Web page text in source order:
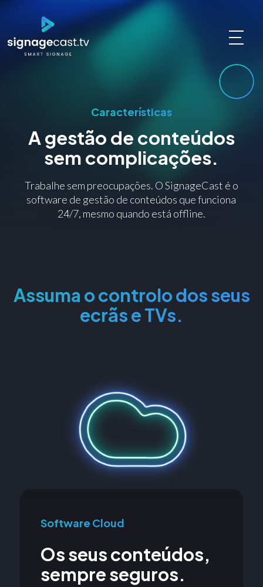
Características
A gestão de conteúdos
sem complicações.
Trabalhe sem preocupações. O SignageCast é o
software de gestão de conteúdos que funciona
24/7, mesmo quando está offline.
Assuma o controlo dos seus
ecrãs e TVs.
Software Cloud
Os seus conteúdos,
sempre seguros.